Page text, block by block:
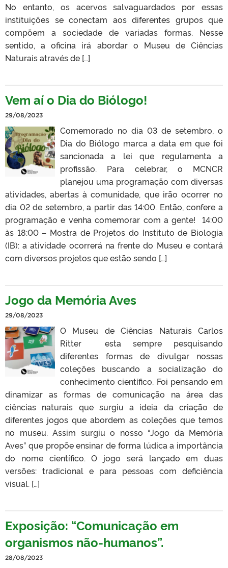
No entanto, os acervos salvaguardados por essas
instituições se conectam aos diferentes grupos que
compõem a sociedade de variadas formas. Nesse
sentido, a oficina irá abordar o Museu de Ciências
Naturais através de […]
Vem aí o Dia do Biólogo!
29/08/2023
Comemorado no dia 03 de setembro, o
Dia do Biólogo marca a data em que foi
sancionada a lei que regulamenta a
profissão. Para celebrar, o MCNCR
planejou uma programação com diversas
atividades, abertas à comunidade, que irão ocorrer no
dia 02 de setembro, a partir das 14:00. Então, confere a
programação e venha comemorar com a gente! 14:00
às 18:00 – Mostra de Projetos do Instituto de Biologia
(IB): a atividade ocorrerá na frente do Museu e contará
com diversos projetos que estão sendo […]
Jogo da Memória Aves
29/08/2023
O Museu de Ciências Naturais Carlos
Ritter esta sempre pesquisando
diferentes formas de divulgar nossas
coleções buscando a socialização do
conhecimento científico. Foi pensando em
dinamizar as formas de comunicação na área das
ciências naturais que surgiu a ideia da criação de
diferentes jogos que abordem as coleções que temos
no museu. Assim surgiu o nosso “Jogo da Memória
Aves” que propõe ensinar de forma lúdica a importância
do nome científico. O jogo será lançado em duas
versões: tradicional e para pessoas com deficiência
visual. […]
Exposição: “Comunicação em
organismos não-humanos”.
28/08/2023